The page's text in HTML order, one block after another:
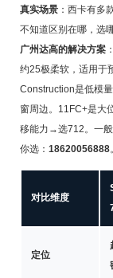
真实场景：西卡有多
不知道区别在哪，选
广州达高的解决方案
约25极柔软，适用于
Construction是低模
窗周边。11FC+是大
移能力→选712。一
你选： 18620056888。
对比维度
定位